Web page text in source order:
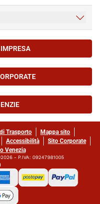
IN UNA NUOVA SCHEDA)
IN UNA NUOVA SCHEDA)
IN UNA NUOVA SCHEDA)
Trasporto
Mappa sito
Accessibilità
Sito Corporate
Venezia
- P.IVA: 09247981005